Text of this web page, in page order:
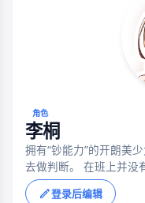
角色
李桐
拥有“钞能力”的开朗美
去做判断。 在班上并没
登录后编辑